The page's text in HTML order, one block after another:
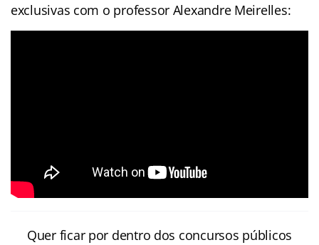
exclusivas com o professor Alexandre Meirelles:
Quer ficar por dentro dos concursos públicos